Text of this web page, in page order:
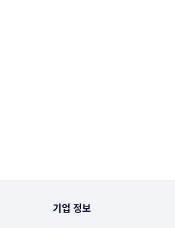
기업 정보